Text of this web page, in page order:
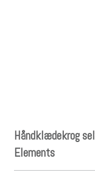
Håndklædekrog
Elements